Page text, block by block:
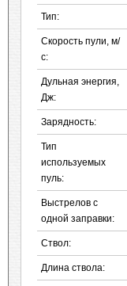
Тип:
Скорость пули, м/
с:
Дульная энергия,
Дж:
Зарядность:
Тип
используемых
пуль:
Выстрелов с
одной заправки:
Ствол:
Длина ствола: